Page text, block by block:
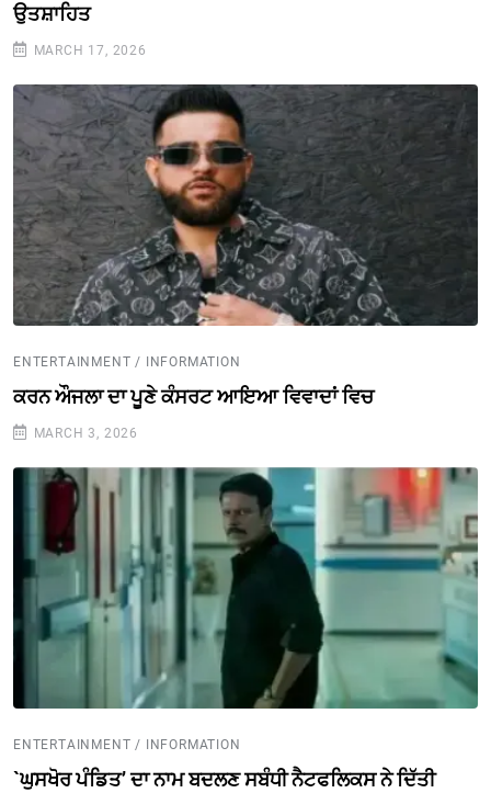
ਉਤਸ਼ਾਹਿਤ
MARCH 17, 2026
ENTERTAINMENT / INFORMATION
ਕਰਨ ਔਜਲਾ ਦਾ ਪੂਣੇ ਕੰਸਰਟ ਆਇਆ ਵਿਵਾਦਾਂ ਵਿਚ
MARCH 3, 2026
ENTERTAINMENT / INFORMATION
`ਘੁਸਖੋਰ ਪੰਡਿਤ’ ਦਾ ਨਾਮ ਬਦਲਣ ਸਬੰਧੀ ਨੈਟਫਲਿਕਸ ਨੇ ਦਿੱਤੀ